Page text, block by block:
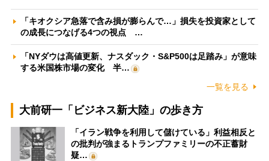
「キオクシア急落で含み損が膨らんで…」損失を投資家として
の成長につなげる4つの視点 …
「NYダウは高値更新、ナスダック・S&P500は足踏み」が意味
する米国株市場の変化 半…
一覧を見る
大前研一「ビジネス新大陸」の歩き方
「イラン戦争を利用して儲けている」利益相反と
の批判が強まるトランプファミリーの不正蓄財
疑…